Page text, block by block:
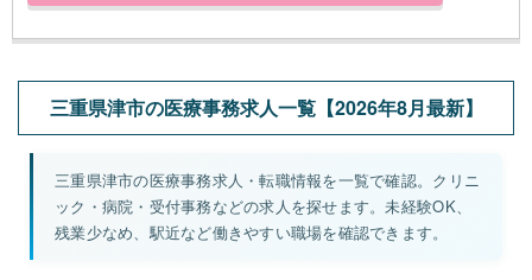
三重県津市の医療事務求人一覧【2026年8月最新】
三重県津市の医療事務求人・転職情報を一覧で確認。クリニ
ック・病院・受付事務などの求人を探せます。未経験OK、
残業少なめ、駅近など働きやすい職場を確認できます。